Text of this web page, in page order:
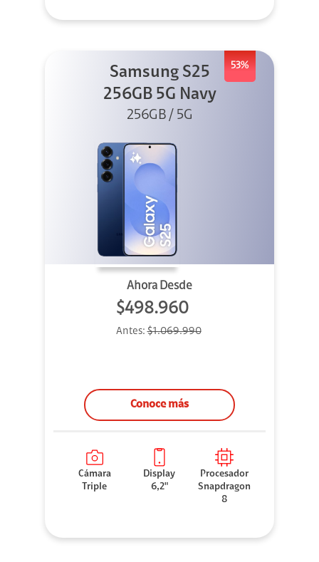
53%
Samsung S25
256GB 5G Navy
256GB / 5G
Ahora Desde
$498.960
Antes:$1.069.990
Conoce más
Cámara
Triple
Display
6,2"
Procesador
Snapdragon
8